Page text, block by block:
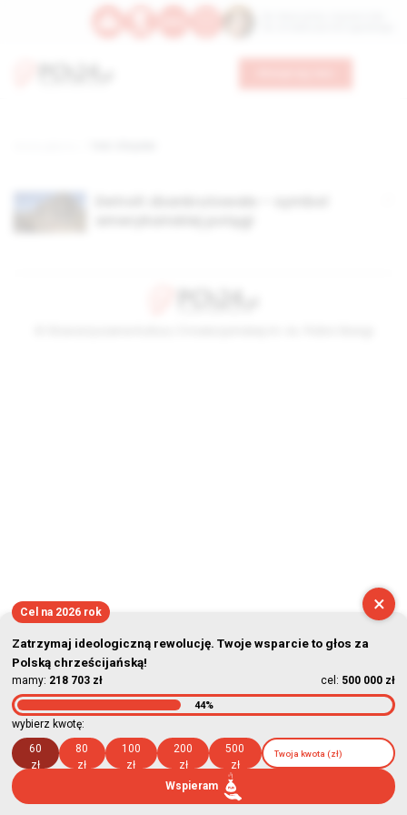
×
Cel na 2026 rok
Zatrzymaj ideologiczną rewolucję. Twoje wsparcie to głos za
Polską chrześcijańską!
mamy: 218 703 zł cel: 500 000 zł
44%
wybierz kwotę:
60
zł
80
zł
100
zł
200
zł
500
zł
Wspieram